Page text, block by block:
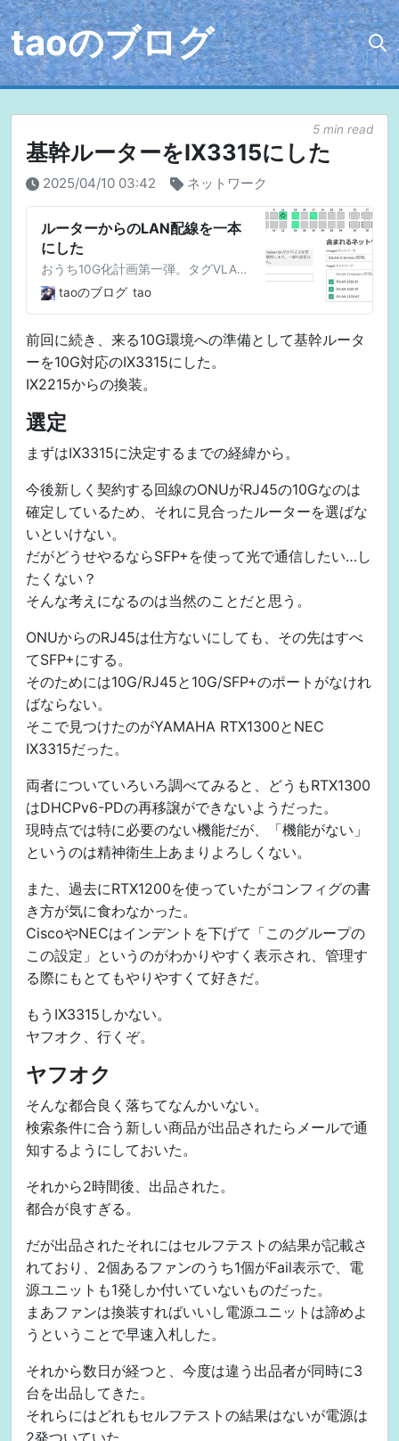
taoのブログ
5 min read
基幹ルーターをIX3315にした
2025/04/10 03:42 ネットワーク
ルーターからのLAN配線を一本
にした
おうち10G化計画第一弾。タグVLAN
を使ってルーターからの配線を一本
り。
taoのブログ tao
前回に続き、来る10G環境への準備として基幹ルータ
ーを10G対応のIX3315にした。
IX2215からの換装。
選定
まずはIX3315に決定するまでの経緯から。
今後新しく契約する回線のONUがRJ45の10Gなのは
確定しているため、それに見合ったルーターを選ばな
いといけない。
だがどうせやるならSFP+を使って光で通信したい…し
たくない？
そんな考えになるのは当然のことだと思う。
ONUからのRJ45は仕方ないにしても、その先はすべ
てSFP+にする。
そのためには10G/RJ45と10G/SFP+のポートがなけれ
ばならない。
そこで見つけたのがYAMAHA RTX1300とNEC
IX3315だった。
両者についていろいろ調べてみると、どうもRTX1300
はDHCPv6-PDの再移譲ができないようだった。
現時点では特に必要のない機能だが、「機能がない」
というのは精神衛生上あまりよろしくない。
また、過去にRTX1200を使っていたがコンフィグの書
き方が気に食わなかった。
CiscoやNECはインデントを下げて「このグループの
この設定」というのがわかりやすく表示され、管理す
る際にもとてもやりやすくて好きだ。
もうIX3315しかない。
ヤフオク、行くぞ。
ヤフオク
そんな都合良く落ちてなんかいない。
検索条件に合う新しい商品が出品されたらメールで通
知するようにしておいた。
それから2時間後、出品された。
都合が良すぎる。
だが出品されたそれにはセルフテストの結果が記載さ
れており、2個あるファンのうち1個がFail表示で、電
源ユニットも1発しか付いていないものだった。
まあファンは換装すればいいし電源ユニットは諦めよ
うということで早速入札した。
それから数日が経つと、今度は違う出品者が同時に3
台を出品してきた。
それらにはどれもセルフテストの結果はないが電源は